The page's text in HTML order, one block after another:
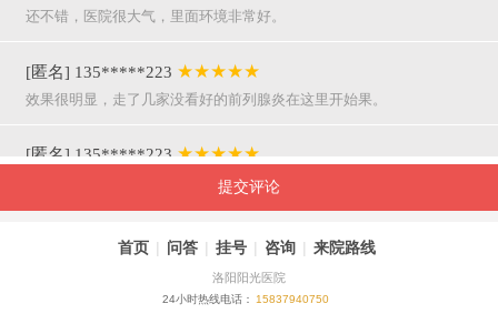
还不错，医院很大气，里面环境非常好。
[匿名] 135*****223 ★★★★★
效果很明显，走了几家没看好的前列腺炎在这里开始果。
[匿名] 135*****223 ★★★★★
呵呵，就是屌，你们医院护士穿着挺漂亮的。
[匿名] 155*****941★★★★★
提交评论
首页 | 问答 | 挂号 | 咨询 | 来院路线
洛阳阳光医院
24小时热线电话： 15837940750